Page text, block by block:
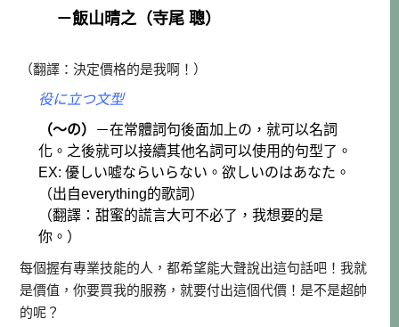
－飯山晴之（寺尾 聰）
（翻譯：決定價格的是我啊！）
役に立つ文型
（～の） －在常體詞句後面加上の，就可以名詞
化。之後就可以接續其他名詞可以使用的句型了。
EX: 優しい嘘ならいらない。欲しいのはあなた。
（出自everything的歌詞）
（翻譯：甜蜜的謊言大可不必了，我想要的是
你。）
每個握有專業技能的人，都希望能大聲說出這句話吧！我就
是價值，你要買我的服務，就要付出這個代價！是不是超帥
的呢？